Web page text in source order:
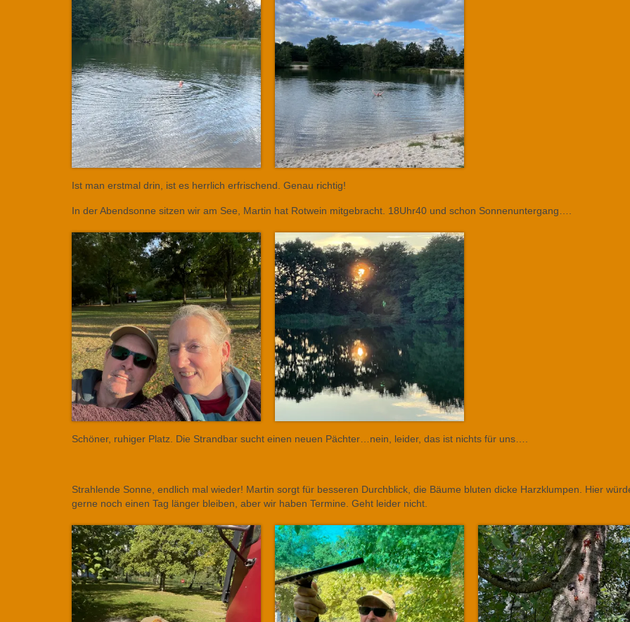
Ist man erstmal drin, ist es herrlich erfrischend. Genau richtig!
In der Abendsonne sitzen wir am See, Martin hat Rotwein mitgebracht. 18Uhr40 und schon Sonnenuntergang….
Schöner, ruhiger Platz. Die Strandbar sucht einen neuen Pächter…nein, leider, das ist nichts für uns….
Strahlende Sonne, endlich mal wieder! Martin sorgt für besseren Durchblick, die Bäume bluten dicke Harzklumpen. Hier
gerne noch einen Tag länger bleiben, aber wir haben Termine. Geht leider nicht.